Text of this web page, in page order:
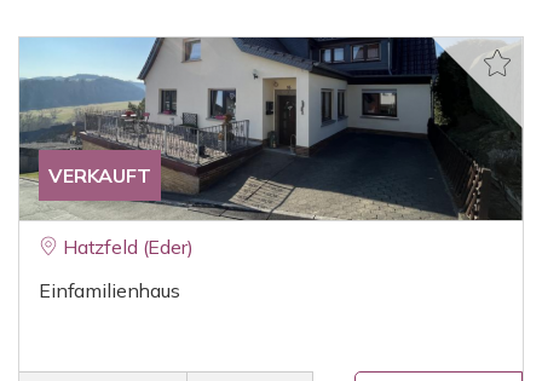
VERKAUFT
Hatzfeld (Eder)
Einfamilienhaus